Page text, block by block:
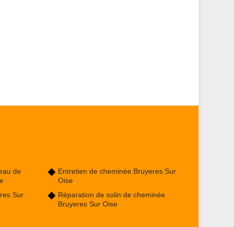
de
Sur
Entretien de cheminée Bruyeres Sur
Oise
Réparation de solin de cheminée
Bruyeres Sur Oise